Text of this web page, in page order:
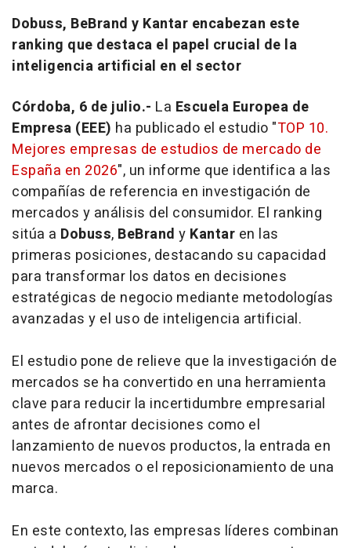
Dobuss, BeBrand y Kantar encabezan este
ranking que destaca el papel crucial de la
inteligencia artificial en el sector
Córdoba, 6 de julio.- La Escuela Europea de
Empresa (EEE) ha publicado el estudio "TOP 10.
Mejores empresas de estudios de mercado de
España en 2026", un informe que identifica a las
compañías de referencia en investigación de
mercados y análisis del consumidor. El ranking
sitúa a Dobuss, BeBrand y Kantar en las
primeras posiciones, destacando su capacidad
para transformar los datos en decisiones
estratégicas de negocio mediante metodologías
avanzadas y el uso de inteligencia artificial.
El estudio pone de relieve que la investigación de
mercados se ha convertido en una herramienta
clave para reducir la incertidumbre empresarial
antes de afrontar decisiones como el
lanzamiento de nuevos productos, la entrada en
nuevos mercados o el reposicionamiento de una
marca.
En este contexto, las empresas líderes combinan